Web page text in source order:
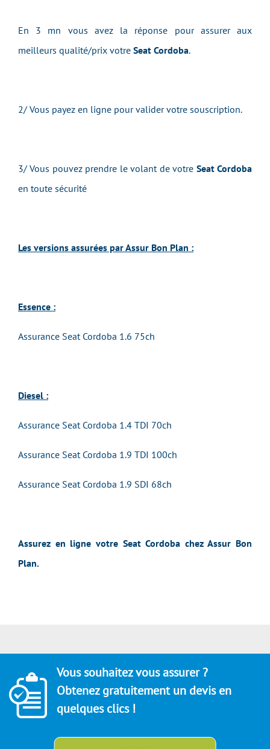
En 3 mn vous avez la réponse pour assurer aux
meilleurs qualité/prix votre Seat Cordoba.
2/ Vous payez en ligne pour valider votre souscription.
3/ Vous pouvez prendre le volant de votre Seat Cordoba
en toute sécurité
Les versions assurées par Assur Bon Plan :
Essence :
Assurance Seat Cordoba 1.6 75ch
Diesel :
Assurance Seat Cordoba 1.4 TDI 70ch
Assurance Seat Cordoba 1.9 TDI 100ch
Assurance Seat Cordoba 1.9 SDI 68ch
Assurez en ligne votre Seat Cordoba chez Assur Bon
Plan.
Vous souhaitez vous assurer ?
Obtenez gratuitement un devis en
quelques clics !